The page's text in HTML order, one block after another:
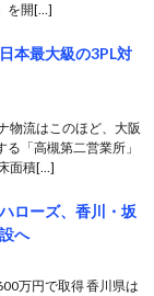
を開[…]
本最大級の3PL対
物流はこのほど、大阪
「高槻第二営業所」
面積[…]
ローズ、香川・坂
へ
万円で取得 香川県は